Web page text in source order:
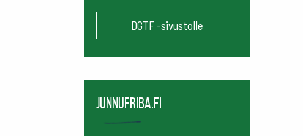
DGTF -sivustolle
Junnufriba.fi